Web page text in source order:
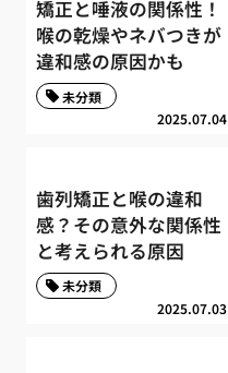
矯正と唾液の関係性！
喉の乾燥やネバつきが
違和感の原因かも
2025.07.04
未分類
歯列矯正と喉の違和
感？その意外な関係性
と考えられる原因
2025.07.03
未分類